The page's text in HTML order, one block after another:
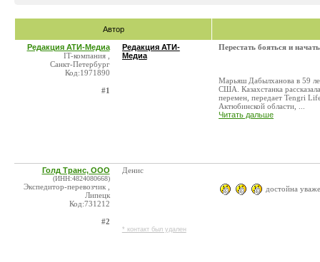
Автор
Редакция АТИ-Медиа
IT-компания ,
Санкт-Петербург
Код:1971890
#1
Редакция АТИ-
Медиа
Перестать бояться и
Марьяш Дабылханова в 59
США. Казахстанка
перемен, передает Tengri
Актюбинской области, ...
Читать дальше
Голд Транс, ООО
(ИНН:4824080668)
Экспедитор-перевозчик ,
Липецк
Код:731212
#2
Денис
* контакт был удален
достойна